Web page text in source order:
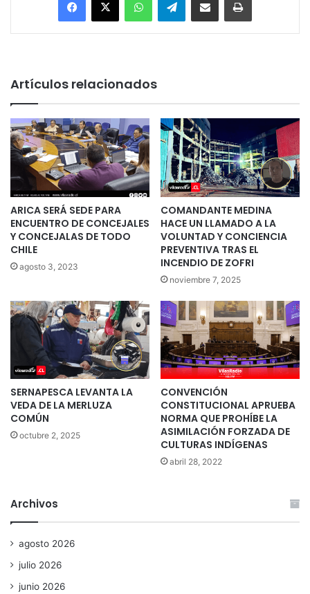
Artículos relacionados
ARICA SERÁ SEDE PARA
ENCUENTRO DE CONCEJALES
Y CONCEJALAS DE TODO
CHILE
agosto 3, 2023
COMANDANTE MEDINA
HACE UN LLAMADO A LA
VOLUNTAD Y CONCIENCIA
PREVENTIVA TRAS EL
INCENDIO DE ZOFRI
noviembre 7, 2025
SERNAPESCA LEVANTA LA
VEDA DE LA MERLUZA
COMÚN
octubre 2, 2025
CONVENCIÓN
CONSTITUCIONAL APRUEBA
NORMA QUE PROHÍBE LA
ASIMILACIÓN FORZADA DE
CULTURAS INDÍGENAS
abril 28, 2022
Archivos
agosto 2026
julio 2026
junio 2026